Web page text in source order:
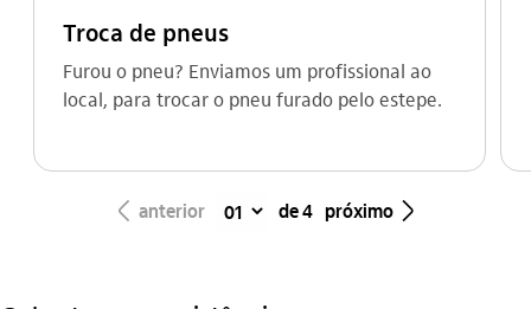
Troca de pneus
Furou o pneu? Enviamos um profissional ao
local, para trocar o pneu furado pelo estepe.
seta_esquerda anterior de 4 próximo seta_direita